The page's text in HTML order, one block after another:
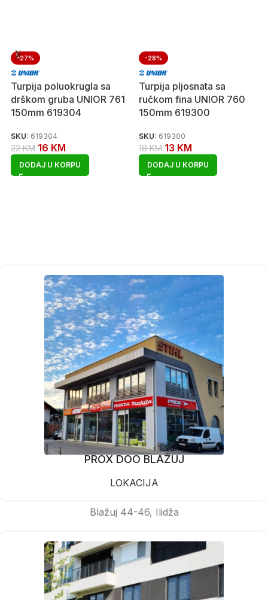
-27%
Turpija poluokrugla sa
drškom gruba UNIOR 761
150mm 619304
SKU: 619304
22KM 16 KM
DODAJ U KORPU
-28%
Turpija pljosnata sa
ručkom fina UNIOR 760
150mm 619300
SKU: 619300
18KM 13 KM
DODAJ U KORPU
PROX DOO BLAŽUJ
LOKACIJA
Blažuj 44-46, Ilidža